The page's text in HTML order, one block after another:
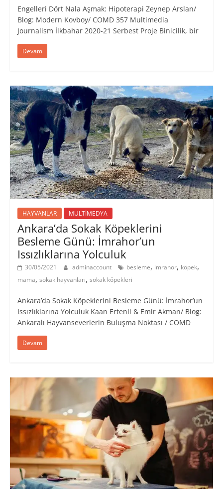
Engelleri Dört Nala Aşmak: Hipoterapi Zeynep Arslan/
Blog: Modern Kovboy/ COMD 357 Multimedia
Journalism İlkbahar 2020-21 Serbest Proje Binicilik, bir
Devam
HAYVANLAR MULTİMEDYA
Ankara’da Sokak Köpeklerini
Besleme Günü: İmrahor’un
Issızlıklarına Yolculuk
30/05/2021 adminaccount besleme, imrahor, köpek,
mama, sokak hayvanları, sokak köpekleri
Ankara’da Sokak Köpeklerini Besleme Günü: İmrahor’un
Issızlıklarına Yolculuk Kaan Ertenli & Emir Akman/ Blog:
Ankaralı Hayvanseverlerin Buluşma Noktası / COMD
Devam